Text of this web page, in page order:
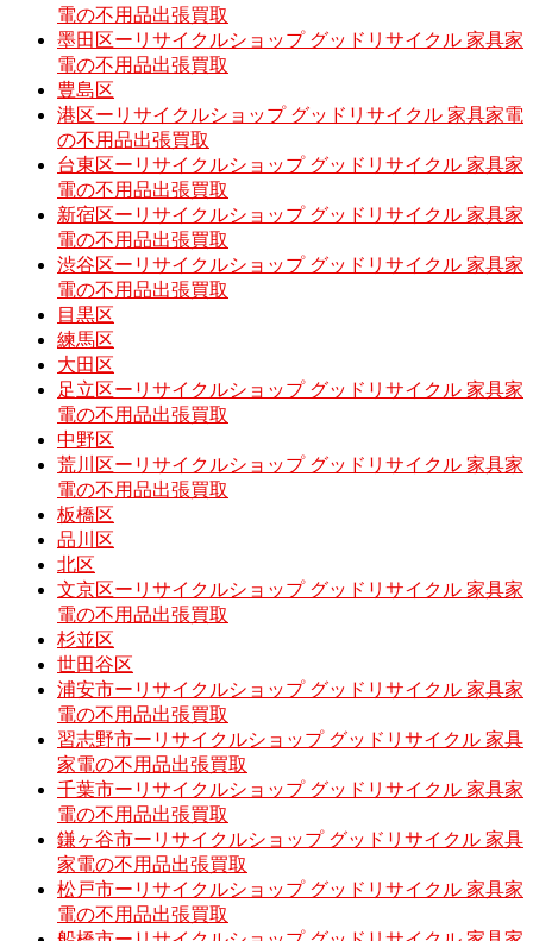
電の不用品出張買取
墨田区ーリサイクルショップ グッドリサイクル 家具家
電の不用品出張買取
豊島区
港区ーリサイクルショップ グッドリサイクル 家具家電
の不用品出張買取
台東区ーリサイクルショップ グッドリサイクル 家具家
電の不用品出張買取
新宿区ーリサイクルショップ グッドリサイクル 家具家
電の不用品出張買取
渋谷区ーリサイクルショップ グッドリサイクル 家具家
電の不用品出張買取
目黒区
練馬区
大田区
足立区ーリサイクルショップ グッドリサイクル 家具家
電の不用品出張買取
中野区
荒川区ーリサイクルショップ グッドリサイクル 家具家
電の不用品出張買取
板橋区
品川区
北区
文京区ーリサイクルショップ グッドリサイクル 家具家
電の不用品出張買取
杉並区
世田谷区
浦安市ーリサイクルショップ グッドリサイクル 家具家
電の不用品出張買取
習志野市ーリサイクルショップ グッドリサイクル 家具
家電の不用品出張買取
千葉市ーリサイクルショップ グッドリサイクル 家具家
電の不用品出張買取
鎌ヶ谷市ーリサイクルショップ グッドリサイクル 家具
家電の不用品出張買取
松戸市ーリサイクルショップ グッドリサイクル 家具家
電の不用品出張買取